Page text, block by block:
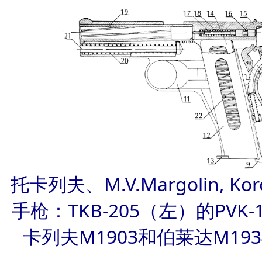
托卡列夫、M.V.Margolin,
手枪：TKB-205（左）的
卡列夫M1903和伯莱达